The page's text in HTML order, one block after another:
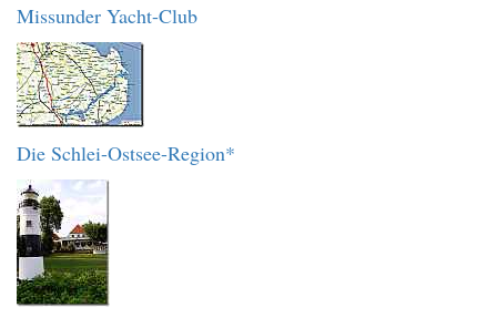
Missunder Yacht-Club
Die Schlei-Ostsee-Region*